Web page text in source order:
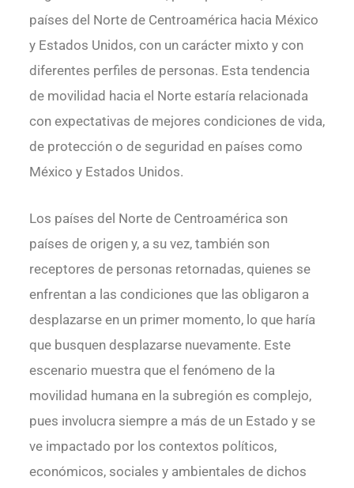
países del Norte de Centroamérica hacia México
y Estados Unidos, con un carácter mixto y con
diferentes perfiles de personas. Esta tendencia
de movilidad hacia el Norte estaría relacionada
con expectativas de mejores condiciones de vida,
de protección o de seguridad en países como
México y Estados Unidos.
Los países del Norte de Centroamérica son
países de origen y, a su vez, también son
receptores de personas retornadas, quienes se
enfrentan a las condiciones que las obligaron a
desplazarse en un primer momento, lo que haría
que busquen desplazarse nuevamente. Este
escenario muestra que el fenómeno de la
movilidad humana en la subregión es complejo,
pues involucra siempre a más de un Estado y se
ve impactado por los contextos políticos,
económicos, sociales y ambientales de dichos